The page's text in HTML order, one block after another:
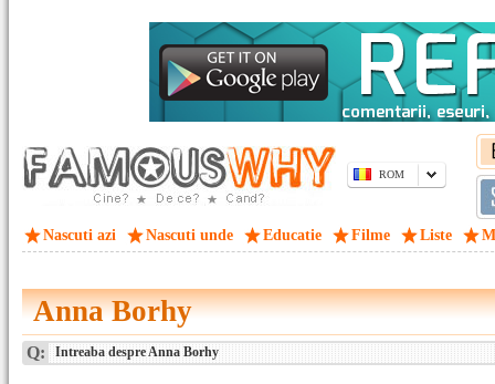
ROM
Nascuti azi Nascuti unde Educatie Filme Liste
Anna Borhy
Q: Intreaba despre Anna Borhy